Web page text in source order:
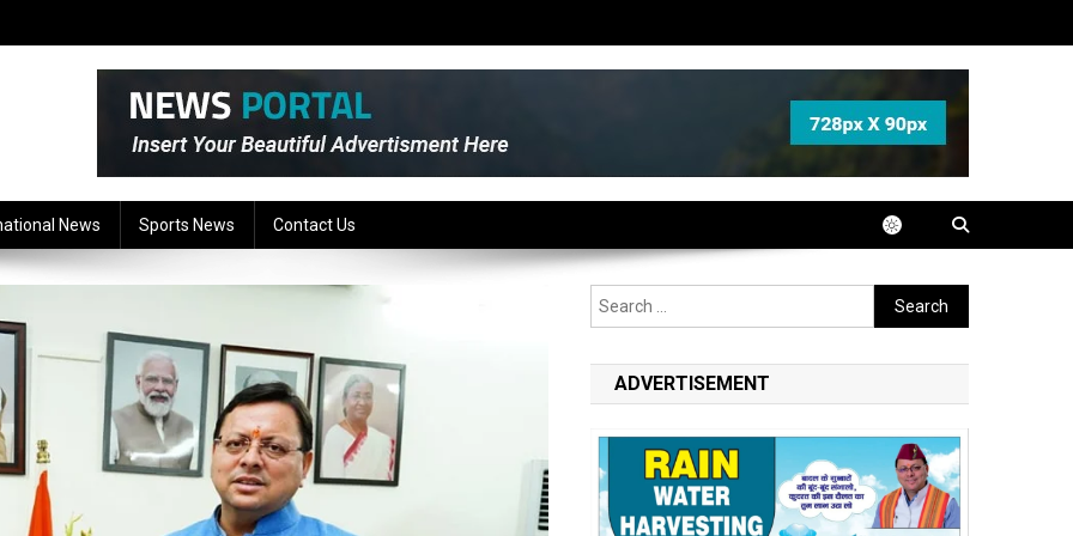
News Sports News Contact Us
Search
for:
ADVERTISEMENT